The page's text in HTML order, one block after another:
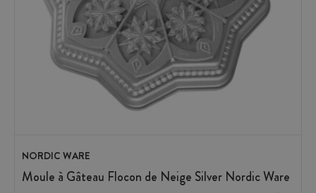
NORDIC WARE
Moule à Gâteau Flocon de Neige Silver Nordic Ware